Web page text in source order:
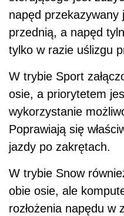
napęd przekazywany
przednią, a napęd
tylko w razie uślizgu
W trybie Sport
osie, a priorytetem
wykorzystanie
Poprawiają się
jazdy po zakrętach.
W trybie Snow
obie osie, ale
rozłożenia napędu w